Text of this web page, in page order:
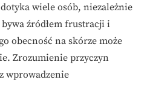
wiele osób, niezależnie
źródłem frustracji i
obecność na skórze może
Zrozumienie przyczyn
wprowadzenie